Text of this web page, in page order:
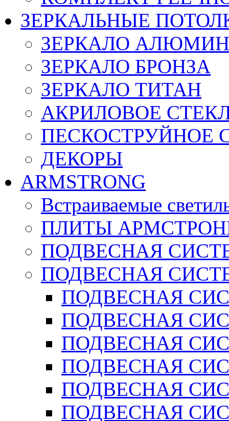
ЗЕРКАЛЬНЫЕ
ЗЕРКАЛО
ЗЕРКАЛО БРОНЗА
ЗЕРКАЛО ТИТАН
АКРИЛОВОЕ
ПЕСКОСТРУЙНОЕ
ДЕКОРЫ
ARMSTRONG
Встраиваемые
ПЛИТЫ
ПОДВЕСНАЯ
ПОДВЕСНАЯ
ПОДВЕСНАЯ
ПОДВЕСНАЯ
ПОДВЕСНАЯ
ПОДВЕСНАЯ
ПОДВЕСНАЯ
ПОДВЕСНАЯ